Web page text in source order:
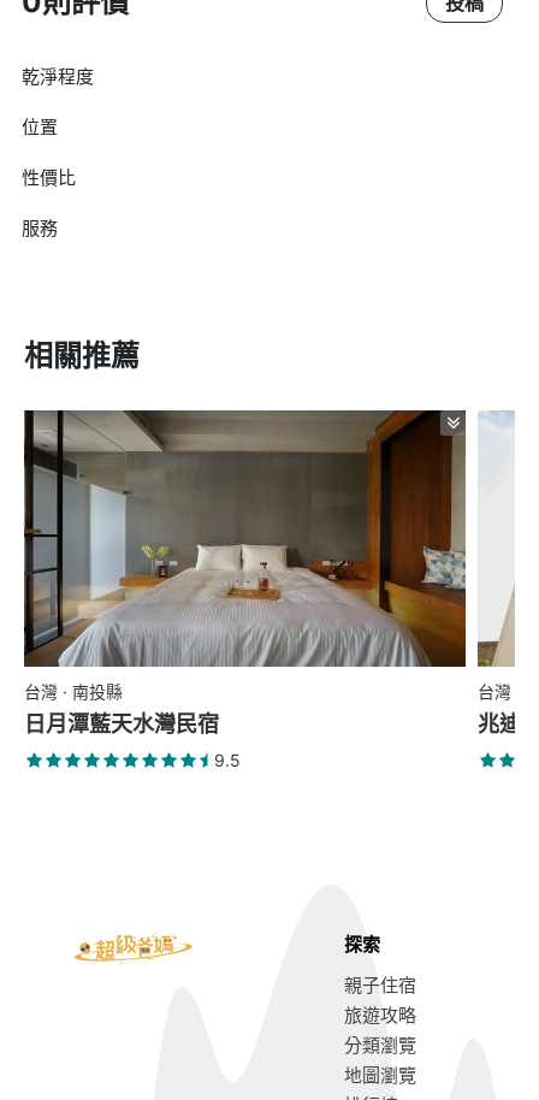
乾淨程度
位置
性價比
服務
相關推薦
台灣 · 南投縣
日月潭藍天水灣民宿
9.5
台灣 ·
兆迪
探索
親子住宿
旅遊攻略
分類瀏覽
地圖瀏覽